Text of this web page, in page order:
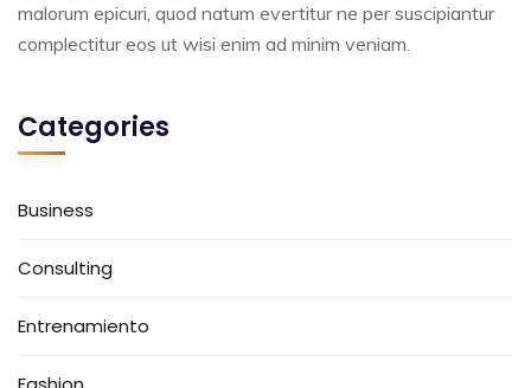
malorum epicuri, quod natum evertitur ne per suscipiantur
complectitur eos ut wisi enim ad minim veniam.
Categories
Business
Consulting
Entrenamiento